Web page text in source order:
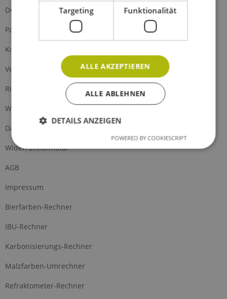
Defektes Produkt
Partnerprogramm
Kontakt
Versand und Zahlung
Rückgabe
Widerrufsrecht
Datenschutz
Widerrufsformular
AGB
Impressum
Bierfarben-Rechner
IBU-Rechner
Karbonisierungs-Rechner
Malzfarben-Umrechner
Refraktometer-Rechner
Targeting Funktionalität
ALLE AKZEPTIEREN
ALLE ABLEHNEN
DETAILS ANZEIGEN
POWERED BY COOKIESCRIPT